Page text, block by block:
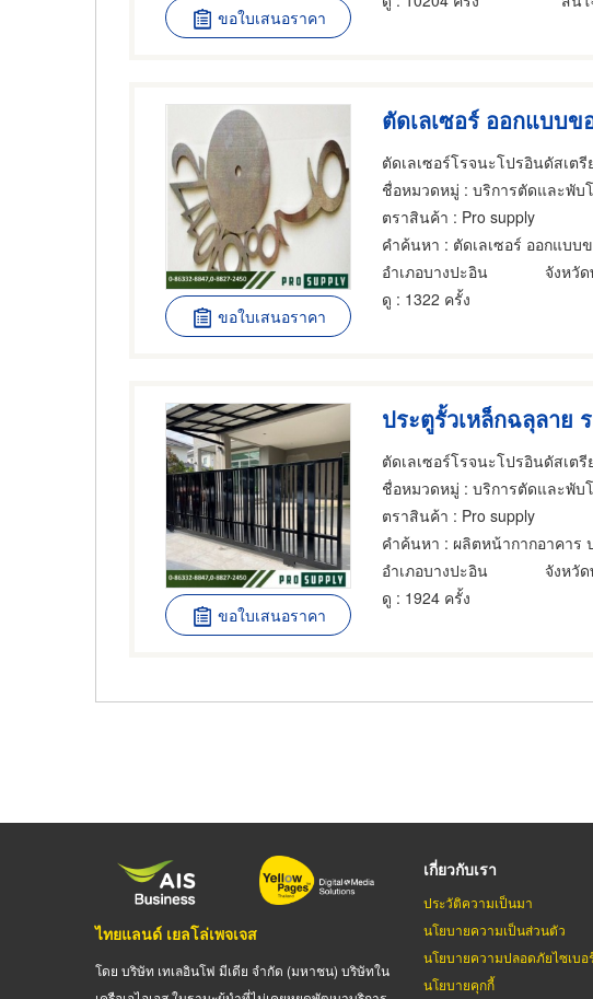
ขอใบเสนอราคา
ขอใบเสนอราคา
ตัดเลเซอร์โรจนะโปรอินดัสเต
ชื่อหมวดหมู่ : บริการตัดและพับโลหะด้วยเลเซอร์,บ
ตราสินค้า : Pro supply
คำค้นหา : ตัดเลเซอร์ ออกแบบ
อำเภอบางปะอิน
ดู : 1322 ครั้ง
ขอใบเสนอราคา
ประตูรั้วเหล็กฉลุลาย
ตัดเลเซอร์โรจนะโปรอินดัสเต
ชื่อหมวดหมู่ : บริการตัดและพับโลหะด้วยเลเซอ
ตราสินค้า : Pro supply
คำค้นหา : ผลิตหน้ากากอาคาร
อำเภอบางปะอิน
ดู : 1924 ครั้ง
ไทยแลนด์ เยลโล่เพจเจส
โดย บริษัท เทเลอินโฟ มีเดีย จำกัด (มหาชน) บริษัทใน
เกี่ยวกับเรา
ประวัติความเป็นมา
นโยบายความเป็นส่วนตัว
นโยบายความปลอดภัยไซเบอ
นโยบายคุกกี้